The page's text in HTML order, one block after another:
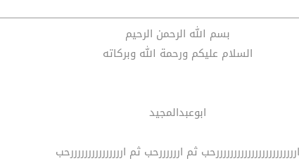
بسم الله الرحمن الرحيم
السلام عليكم ورحمة الله وبركاته
ابوعبدالمجيد
ارررررررررررررررررررررررحب ثم اررررررحب ثم ارررررررررررررررحب